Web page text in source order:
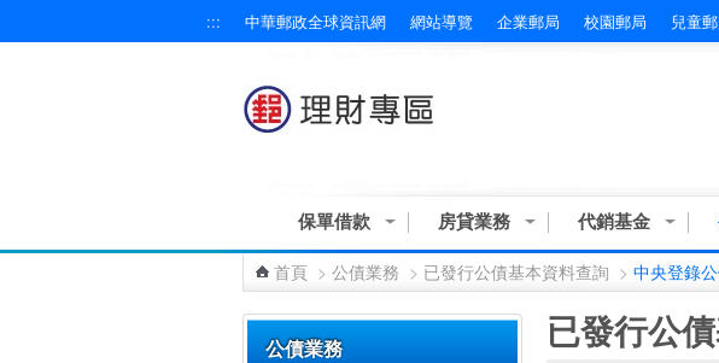
::: 中華郵政全球資訊網 網站導覽 企業郵局 校園郵局 兒童
保單借款 房貸業務 代銷基金
首頁 > 公債業務 > 已發行公債基本資料查詢 > 中央登錄
公債業務
已發行公